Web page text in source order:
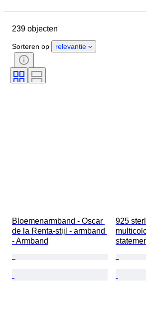
Land van herkomst
Geslacht
Conditie
Certificaat
Techniek
Oplage
239 objecten
Sorteren op relevantie
Bloemenarmband - Oscar
de la Renta-stijl - armband
- Armband
925